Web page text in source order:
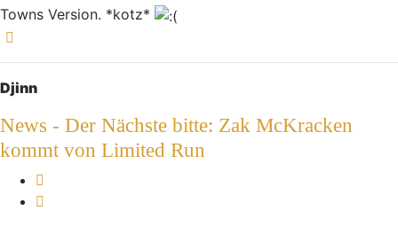
Towns Version. *kotz*
Djinn
News - Der Nächste bitte: Zak McKracken
kommt von Limited Run